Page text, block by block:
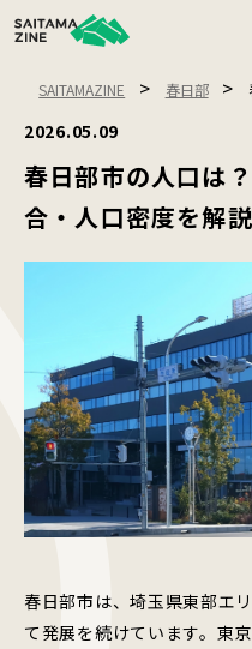
SAITAMAZINE > 春日部 >
2026.05.09
春日部市の人口は
合・人口密度を解説
春日部市は、埼玉県東部エ
て発展を続けています。東